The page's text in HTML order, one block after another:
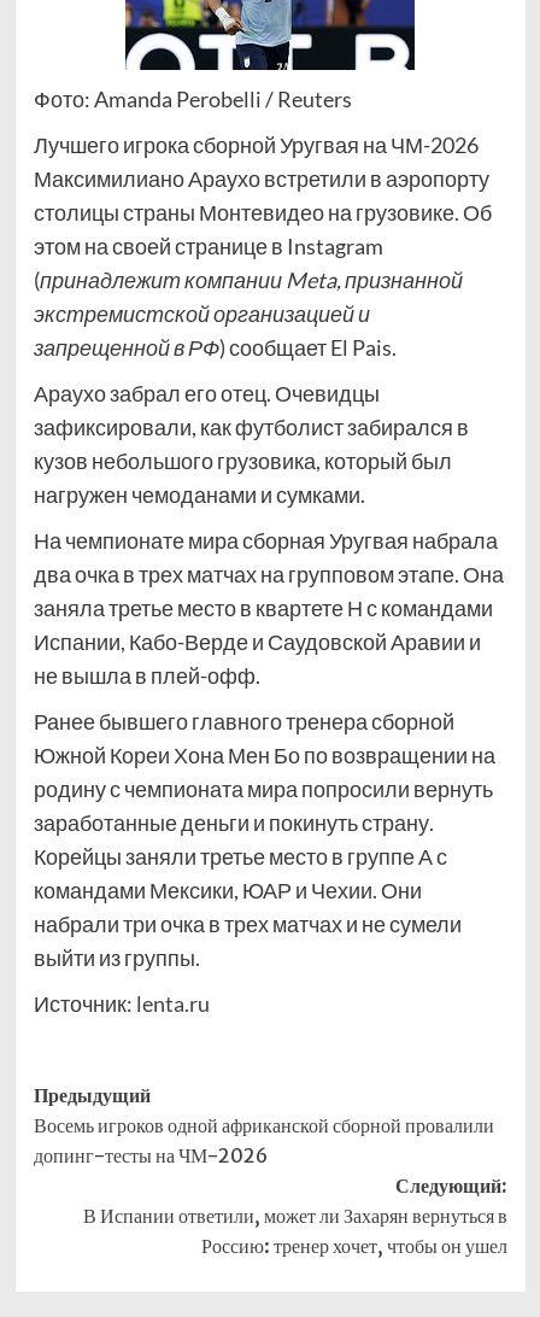
Фото: Amanda Perobelli / Reuters
Лучшего игрока сборной Уругвая на ЧМ-2026
Максимилиано Араухо встретили в аэропорту
столицы страны Монтевидео на грузовике. Об
этом на своей странице в Instagram
(принадлежит компании Meta, признанной
экстремистской организацией и
запрещенной в РФ) сообщает El Pais.
Араухо забрал его отец. Очевидцы
зафиксировали, как футболист забирался в
кузов небольшого грузовика, который был
нагружен чемоданами и сумками.
На чемпионате мира сборная Уругвая набрала
два очка в трех матчах на групповом этапе. Она
заняла третье место в квартете Н с командами
Испании, Кабо-Верде и Саудовской Аравии и
не вышла в плей-офф.
Ранее бывшего главного тренера сборной
Южной Кореи Хона Мен Бо по возвращении на
родину с чемпионата мира попросили вернуть
заработанные деньги и покинуть страну.
Корейцы заняли третье место в группе А с
командами Мексики, ЮАР и Чехии. Они
набрали три очка в трех матчах и не сумели
выйти из группы.
Источник: lenta.ru
Навигация
записи
Предыдущий
Восемь игроков одной африканской сборной провалили
допинг-тесты на ЧМ-2026
Следующий:
В Испании ответили, может ли Захарян вернуться в
Россию: тренер хочет, чтобы он ушел